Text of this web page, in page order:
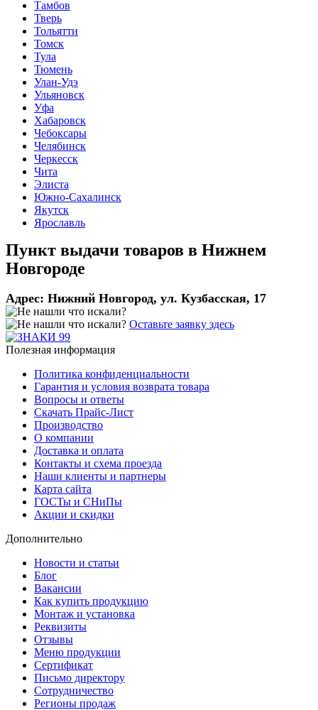
Тамбов
Тверь
Тольятти
Томск
Тула
Тюмень
Улан-Удэ
Ульяновск
Уфа
Хабаровск
Чебоксары
Челябинск
Черкесск
Чита
Элиста
Южно-Сахалинск
Якутск
Ярославль
Пункт выдачи товаров в Нижнем
Новгороде
Адрес: Нижний Новгород, ул. Кузбасская, 17
Оставьте заявку здесь
Полезная информация
Политика конфиденциальности
Гарантия и условия возврата товара
Вопросы и ответы
Скачать Прайс-Лист
Производство
О компании
Доставка и оплата
Контакты и схема проезда
Наши клиенты и партнеры
Карта сайта
ГОСТы и СНиПы
Акции и скидки
Дополнительно
Новости и статьи
Блог
Вакансии
Как купить продукцию
Монтаж и установка
Реквизиты
Отзывы
Меню продукции
Сертификат
Письмо директору
Сотрудничество
Регионы продаж